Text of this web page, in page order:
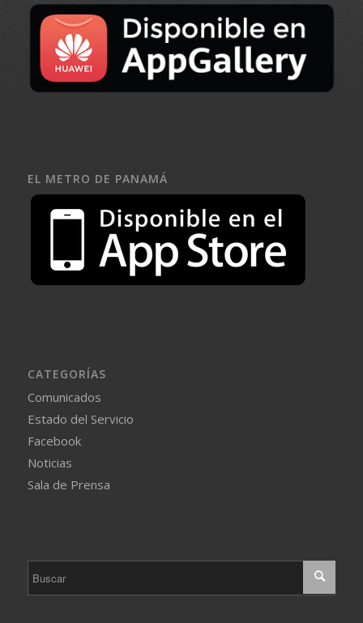
EL METRO DE PANAMÁ
CATEGORÍAS
Comunicados
Estado del Servicio
Facebook
Noticias
Sala de Prensa